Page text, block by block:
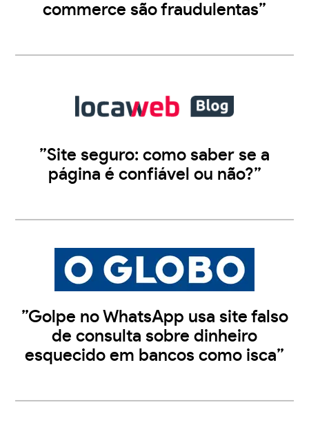
commerce são fraudulentas”
”Site seguro: como saber se a
página é confiável ou não?”
”Golpe no WhatsApp usa site falso
de consulta sobre dinheiro
esquecido em bancos como isca”